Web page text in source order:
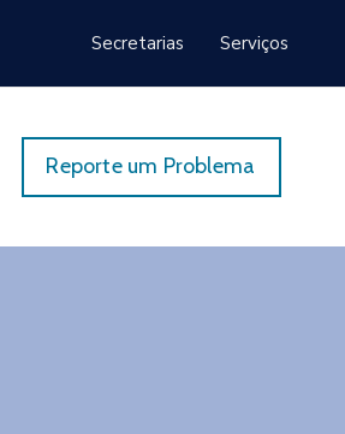
Secretarias Serviços
Reporte um Problema